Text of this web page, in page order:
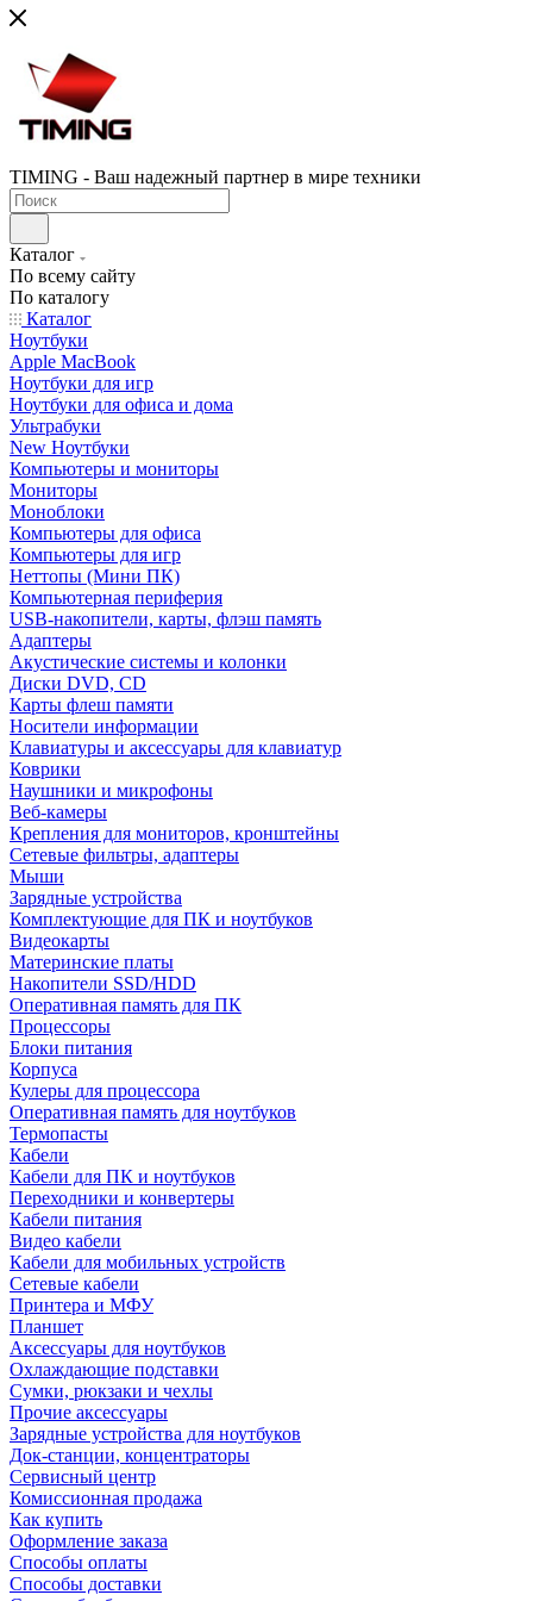
TIMING - Ваш надежный партнер в мире техники
Каталог
По всему сайту
По каталогу
Каталог
Ноутбуки
Apple MacBook
Ноутбуки для игр
Ноутбуки для офиса и дома
Ультрабуки
New Ноутбуки
Компьютеры и мониторы
Мониторы
Моноблоки
Компьютеры для офиса
Компьютеры для игр
Неттопы (Мини ПК)
Компьютерная периферия
USB-накопители, карты, флэш память
Адаптеры
Акустические системы и колонки
Диски DVD, CD
Карты флеш памяти
Носители информации
Клавиатуры и аксессуары для клавиатур
Коврики
Наушники и микрофоны
Веб-камеры
Крепления для мониторов, кронштейны
Сетевые фильтры, адаптеры
Мыши
Зарядные устройства
Комплектующие для ПК и ноутбуков
Видеокарты
Материнские платы
Накопители SSD/HDD
Оперативная память для ПК
Процессоры
Блоки питания
Корпуса
Кулеры для процессора
Оперативная память для ноутбуков
Термопасты
Кабели
Кабели для ПК и ноутбуков
Переходники и конвертеры
Кабели питания
Видео кабели
Кабели для мобильных устройств
Сетевые кабели
Принтера и МФУ
Планшет
Аксессуары для ноутбуков
Охлаждающие подставки
Сумки, рюкзаки и чехлы
Прочие аксессуары
Зарядные устройства для ноутбуков
Док-станции, концентраторы
Сервисный центр
Комиссионная продажа
Как купить
Оформление заказа
Способы оплаты
Способы доставки